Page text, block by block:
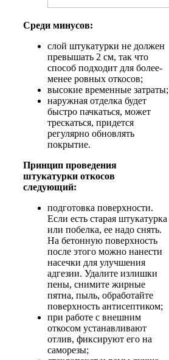
Среди минусов:
слой штукатурки не должен
превышать 2 см, так что
способ подходит для более-
менее ровных откосов;
высокие временные затраты;
наружная отделка будет
быстро пачкаться, может
трескаться, придется
регулярно обновлять
покрытие.
Принцип проведения
штукатурки откосов
следующий:
подготовка поверхности.
Если есть старая штукатурка
или побелка, ее надо снять.
На бетонную поверхность
после этого можно нанести
насечки для улучшения
адгезии. Удалите излишки
пены, снимите жирные
пятна, пыль, обработайте
поверхность антисептиком;
при работе с внешним
откосом устанавливают
отлив, фиксируют его на
саморезы;